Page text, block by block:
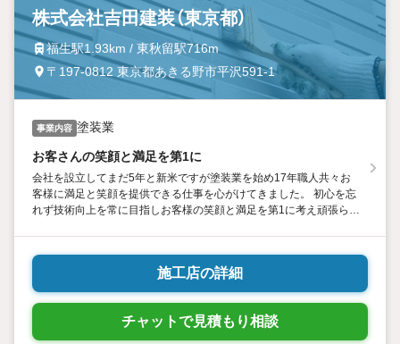
株式会社吉田建装（東京都）
福生駅1.93km / 東秋留駅716m
〒197-0812 東京都あきる野市平沢591-1
事業内容 塗装業
お客さんの笑顔と満足を第1に
会社を設立してまだ5年と新米ですが塗装業を始め17年職人共々お
客様に満足と笑顔を提供できる仕事を心がけてきました。 初心を忘
れず技術向上を常に目指しお客様の笑顔と満足を第1に考え頑張らせ
施工店の詳細
チャットで見積もり相談